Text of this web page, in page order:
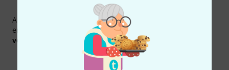
Newsletter Thomann
Abonați-vă la buletinul informativ Thomann în limba
engleză și, cu puțin noroc, puteți câștiga unul dintre
voucherele
în valoare de 50 €fiecare!
Contribuții inspiraționale
Perspectivele Thomann